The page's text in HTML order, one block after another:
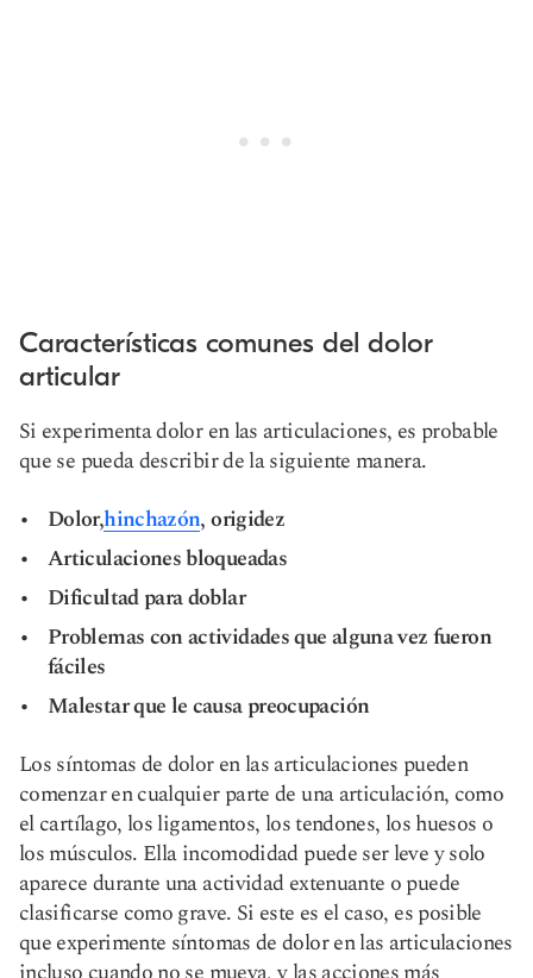
Características comunes del dolor
articular
Si experimenta dolor en las articulaciones, es probable
que se pueda describir de la siguiente manera.
Dolor,hinchazón, origidez
Articulaciones bloqueadas
Dificultad para doblar
Problemas con actividades que alguna vez fueron
fáciles
Malestar que le causa preocupación
Los síntomas de dolor en las articulaciones pueden
comenzar en cualquier parte de una articulación, como
el cartílago, los ligamentos, los tendones, los huesos o
los músculos. Ella incomodidad puede ser levey solo
aparece durante una actividad extenuante o puede
clasificarse como grave. Si este es el caso, es posible
que experimente síntomas de dolor en las articulaciones